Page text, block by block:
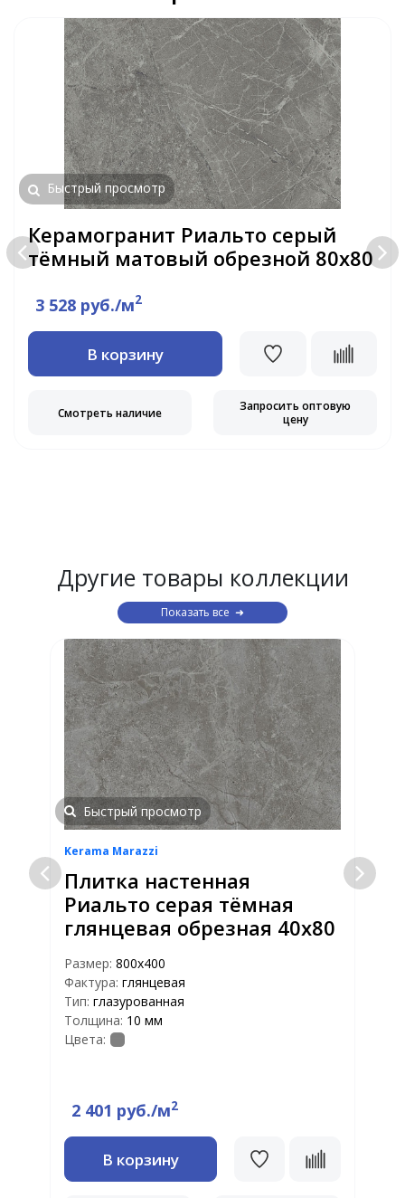
Быстрый просмотр
Керамогранит Риальто серый
тёмный матовый обрезной 80х80
3 528 руб./м2
В корзину
Смотреть наличие
Запросить оптовую
цену
Другие товары коллекции
Показать все
Быстрый просмотр
Kerama Marazzi
Плитка настенная
Риальто серая тёмная
глянцевая обрезная 40х80
Размер: 800х400
Фактура: глянцевая
Тип: глазурованная
Толщина: 10 мм
Цвета:
2 401 руб./м2
В корзину